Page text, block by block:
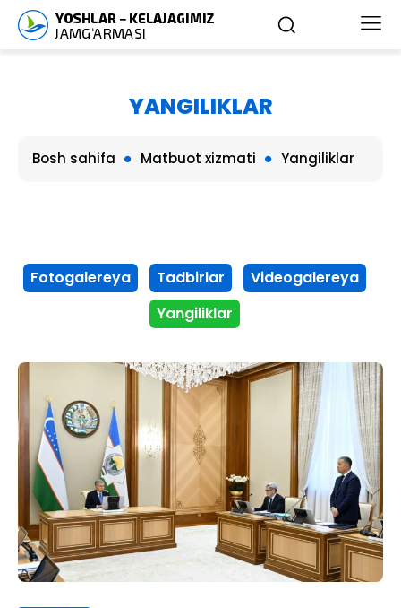
YANGILIKLAR
Bosh sahifa Matbuot xizmati Yangiliklar
Fotogalereya Tadbirlar
Videogalereya
Yangiliklar